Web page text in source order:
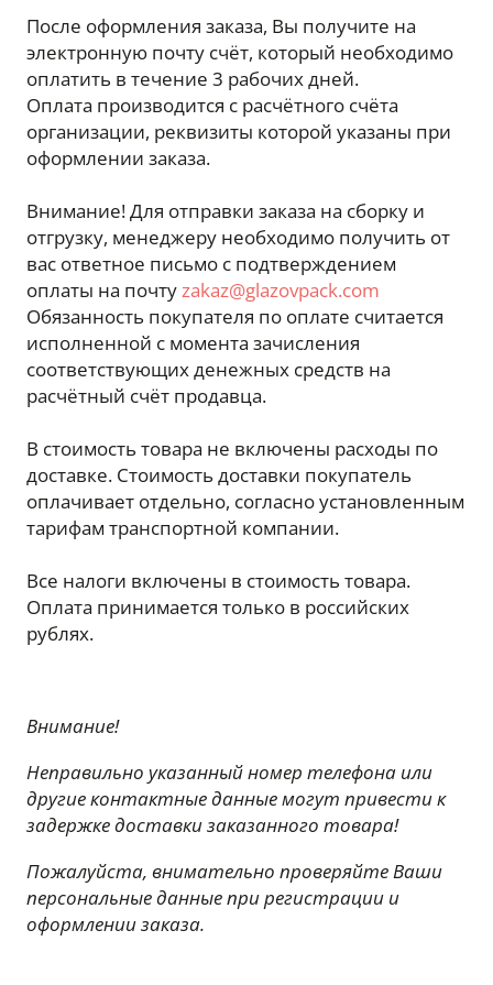
ОСТАВИТЬ ЗАЯВКУ
СВЯЗАТЬСЯ С НАМИ
После оформления заказа, Вы получите на
электронную почту счёт, который необходимо
оплатить в течение 3 рабочих дней.
Оплата производится с расчётного счёта
организации, реквизиты которой указаны при
оформлении заказа.
Внимание! Для отправки заказа на сборку и
отгрузку, менеджеру необходимо получить от
вас ответное письмо с подтверждением
оплаты на почту zakaz@glazovpack.com
Обязанность покупателя по оплате считается
исполненной с момента зачисления
соответствующих денежных средств на
расчётный счёт продавца.
В стоимость товара не включены расходы по
доставке. Стоимость доставки покупатель
оплачивает отдельно, согласно установленным
тарифам транспортной компании.
Все налоги включены в стоимость товара.
Оплата принимается только в российских
рублях.
Внимание!
Неправильно указанный номер телефона или
другие контактные данные могут привести к
задержке доставки заказанного товара!
Пожалуйста, внимательно проверяйте Ваши
персональные данные при регистрации и
оформлении заказа.